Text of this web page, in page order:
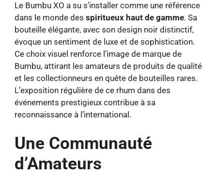
Le Bumbu XO a su s’installer comme une référence
dans le monde des spiritueux haut de gamme. Sa
bouteille élégante, avec son design noir distinctif,
évoque un sentiment de luxe et de sophistication.
Ce choix visuel renforce l’image de marque de
Bumbu, attirant les amateurs de produits de qualité
et les collectionneurs en quête de bouteilles rares.
L’exposition régulière de ce rhum dans des
événements prestigieux contribue à sa
reconnaissance à l’international.
Une Communauté
d’Amateurs